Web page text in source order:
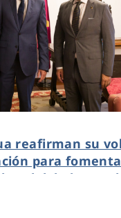
reafirman su
para
del alumnado